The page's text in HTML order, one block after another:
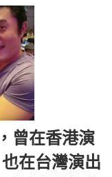
曾在香港演
在台灣演出